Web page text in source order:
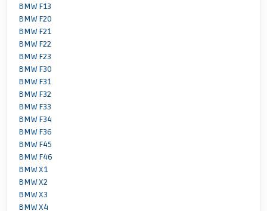
BMW F13
BMW F20
BMW F21
BMW F22
BMW F23
BMW F30
BMW F31
BMW F32
BMW F33
BMW F34
BMW F36
BMW F45
BMW F46
BMW X1
BMW X2
BMW X3
BMW X4